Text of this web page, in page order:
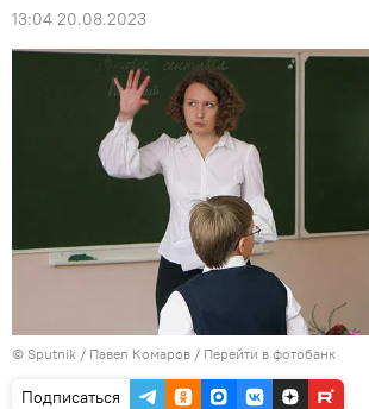
13:04 20.08.2023
© Sputnik / Павел Комаров / Перейти в фотобанк
Подписаться